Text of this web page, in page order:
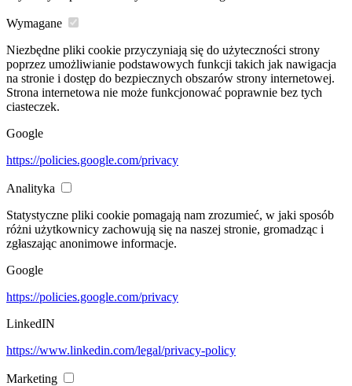
Wymagane
Niezbędne pliki cookie przyczyniają się do użyteczności strony
poprzez umożliwianie podstawowych funkcji takich jak nawigacja
na stronie i dostęp do bezpiecznych obszarów strony internetowej.
Strona internetowa nie może funkcjonować poprawnie bez tych
ciasteczek.
Google
https://policies.google.com/privacy
Analityka
Statystyczne pliki cookie pomagają nam zrozumieć, w jaki sposób
różni użytkownicy zachowują się na naszej stronie, gromadząc i
zgłaszając anonimowe informacje.
Google
https://policies.google.com/privacy
LinkedIN
https://www.linkedin.com/legal/privacy-policy
Marketing